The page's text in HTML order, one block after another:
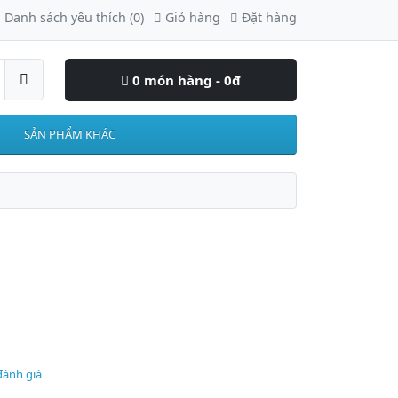
Danh sách yêu thích (0) Giỏ hàng Đặt hàng
0 món hàng - 0đ
SẢN PHẨM KHÁC
giá